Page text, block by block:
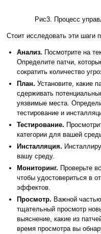
Рис3. Процесс
Стоит исследовать эти шаги
Анализ. Посмотрите на
Определите патчи,
сократить количество
План. Установите, какие
сдерживать
уязвимые места.
тестирование и
Тестирование.
категории для вашей
Инсталляция.
вашу среду.
Мониторинг. Проверьте
чтобы удостовериться в
эффектов.
Просмотр. Важной
тщательный просмотр
выяснение, какие из
время просмотра вы